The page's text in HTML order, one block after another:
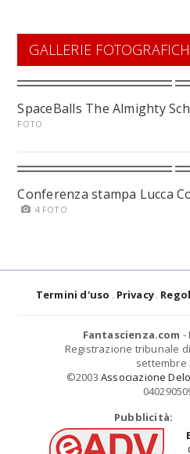
GALLERIE
SpaceBalls The Almighty
FOTO
Conferenza stampa Lucca
4 FOTO
Termini d'uso Privacy
Fantascienza.com -
Registrazione tribunale
settembre
©2003 Associazione
Pubblicità: